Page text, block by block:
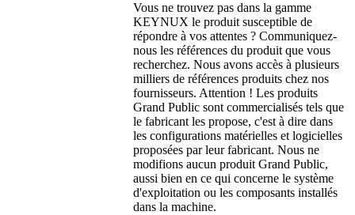
Vous ne trouvez pas dans la gamme
KEYNUX le produit susceptible de
répondre à vos attentes ? Communiquez-
nous les références du produit que vous
recherchez. Nous avons accès à plusieurs
milliers de références produits chez nos
fournisseurs. Attention ! Les produits
Grand Public sont commercialisés tels que
le fabricant les propose, c'est à dire dans
les configurations matérielles et logicielles
proposées par leur fabricant. Nous ne
modifions aucun produit Grand Public,
aussi bien en ce qui concerne le système
d'exploitation ou les composants installés
dans la machine.